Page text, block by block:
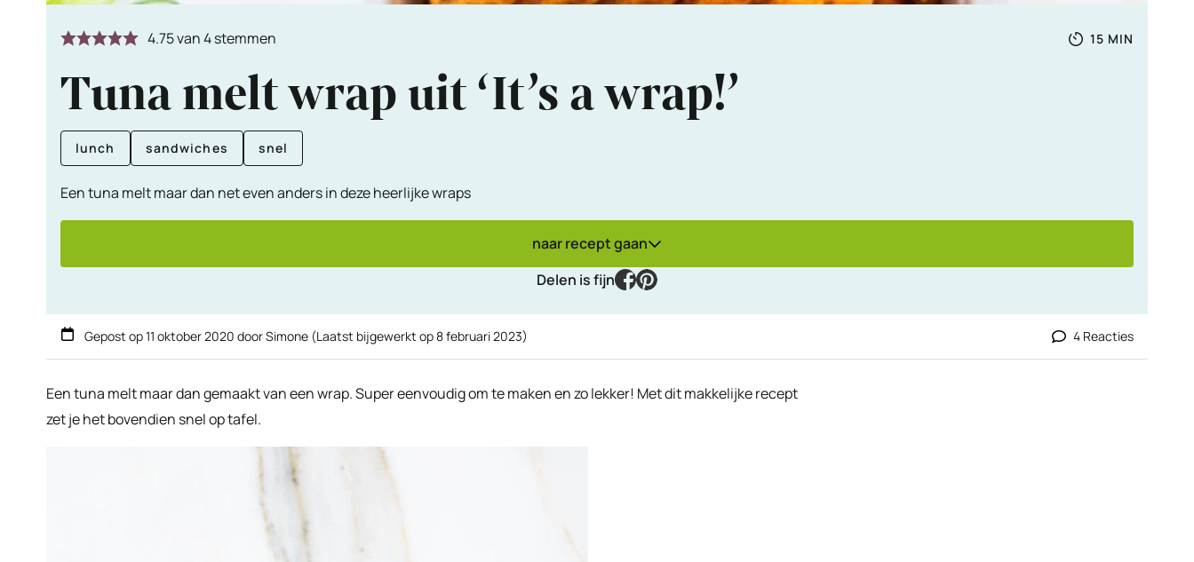
4.75van4stemmen
Totale
15 MINUTEN
MIN
Tuna melt wrap uit ‘It’s a wrap!’
lunch sandwiches snel
Een tuna melt maar dan net even anders in deze heerlijke wraps
naar recept gaan
Delen is fijn
facebook
pinterest
Gepost op11 oktober 2020 doorSimone (Laatst bijgewerkt op8 februari 2023) 4 Reacties
Een tuna melt maar dan gemaakt van een wrap. Super eenvoudig om te maken en zo lekker! Met dit makkelijke recept
zet je het bovendien snel op tafel.